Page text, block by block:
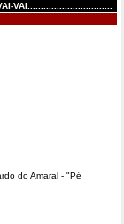
VAI................................
do Amaral - "Pé